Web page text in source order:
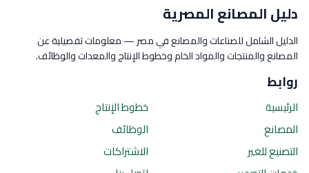
دليل المصانع المصرية
الدليل الشامل للصناعات والمصانع في مصر — معلومات تفصيلية عن
المصانع والمنتجات والمواد الخام وخطوط الإنتاج والمعدات والوظائف.
روابط
الرئيسية
المصانع
التصنيع للغير
خطوط الإنتاج
الوظائف
الاشتراكات